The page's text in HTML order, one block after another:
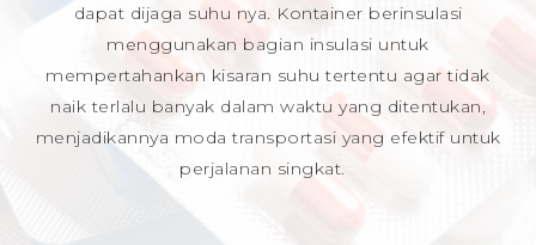
dapat dijaga suhu nya. Kontainer berinsulasi
menggunakan bagian insulasi untuk
mempertahankan kisaran suhu tertentu agar tidak
naik terlalu banyak dalam waktu yang ditentukan,
menjadikannya moda transportasi yang efektif untuk
perjalanan singkat.